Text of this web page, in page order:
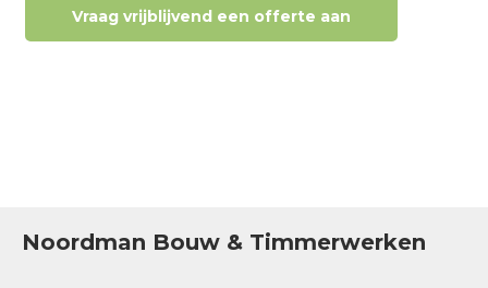
Vraag vrijblijvend een offerte aan
Noordman Bouw & Timmerwerken